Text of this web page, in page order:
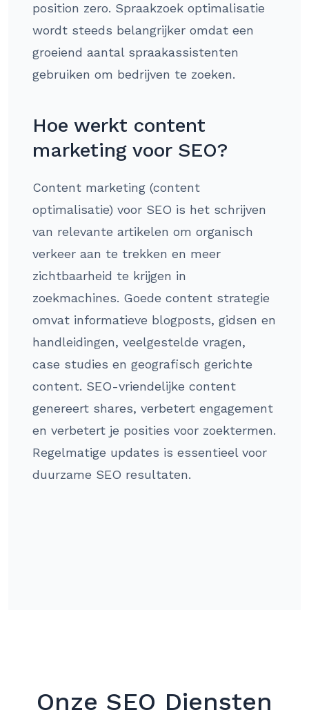
position zero. Spraakzoek optimalisatie
wordt steeds belangrijker omdat een
groeiend aantal spraakassistenten
gebruiken om bedrijven te zoeken.
Hoe werkt content
marketing voor SEO?
Content marketing (content
optimalisatie) voor SEO is het schrijven
van relevante artikelen om organisch
verkeer aan te trekken en meer
zichtbaarheid te krijgen in
zoekmachines. Goede content strategie
omvat informatieve blogposts, gidsen en
handleidingen, veelgestelde vragen,
case studies en geografisch gerichte
content. SEO-vriendelijke content
genereert shares, verbetert engagement
en verbetert je posities voor zoektermen.
Regelmatige updates is essentieel voor
duurzame SEO resultaten.
Onze SEO Diensten